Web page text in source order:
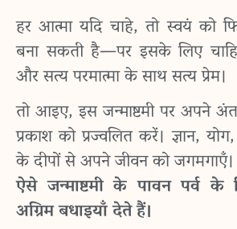
हर आत्मा यदि चाहे, तो स्वयं को
बना सकती है—पर इसके लिए
और सत्य परमात्मा के साथ सत्य प्रेम।
तो आइए, इस जन्माष्टमी पर अपने
प्रकाश को प्रज्वलित करें। ज्ञान,
के दीपों से अपने जीवन को जगमगाएँ।
ऐसे जन्माष्टमी के पावन पर्व
अग्रिम बधाइयाँ देते हैं।